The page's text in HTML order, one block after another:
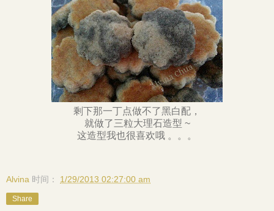
剩下那一丁点做不了黑白配，
就做了三粒大理石造型 ~
这造型我也很喜欢哦 。。。
Alvina 时间： 1/29/2013 02:27:00 am
Share